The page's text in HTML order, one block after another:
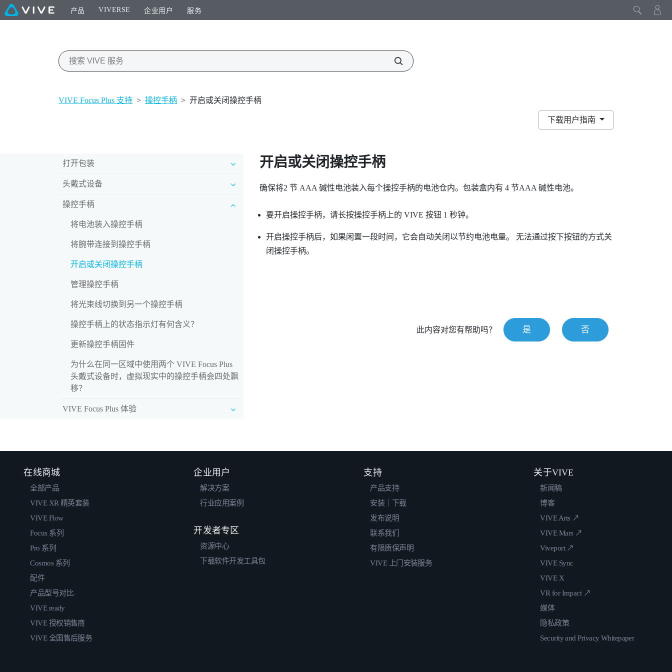
产品 VIVERSE 企业用户 服务
VIVE Focus Plus 支持 > 操控手柄 > 开启或关闭操控手柄
下载用户指南
打开包装
头戴式设备
操控手柄
将电池装入操控手柄
将腕带连接到操控手柄
开启或关闭操控手柄
管理操控手柄
将光束线切换到另一个操控手柄
操控手柄上的状态指示灯有何含义？
更新操控手柄固件
为什么在同一区域中使用两个 VIVE Focus Plus
头戴式设备时，虚拟现实中的操控手柄会四处飘
移？
VIVE Focus Plus 体验
开启或关闭操控手柄
确保将2 节 AAA 碱性电池装入每个操控手柄的电池仓内。包装盒内有 4 节AAA 碱性电池。
要开启操控手柄，请长按操控手柄上的 VIVE 按钮 1 秒钟。
开启操控手柄后，如果闲置一段时间，它会自动关闭以节约电池电量。 无法通过按下按钮的方式关
闭操控手柄。
此内容对您有帮助吗？ 是 否
在线商城
全部产品
VIVE XR 精英套装
VIVE Flow
Focus 系列
Pro 系列
Cosmos 系列
配件
产品型号对比
VIVE ready
VIVE 授权销售商
VIVE 全国售后服务
企业用户
解决方案
行业应用案例
开发者专区
资源中心
下载软件开发工具包
支持
产品支持
安装｜下载
发布说明
联系我们
有限质保声明
VIVE 上门安装服务
关于VIVE
新闻稿
博客
VIVE Arts ↗
VIVE Mars ↗
Viveport ↗
VIVE Sync
VIVE X
VR for Impact ↗
媒体
隐私政策
Security and Privacy Whitepaper